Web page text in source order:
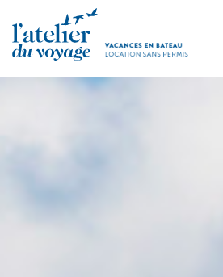
Panneau de gestion des cookies